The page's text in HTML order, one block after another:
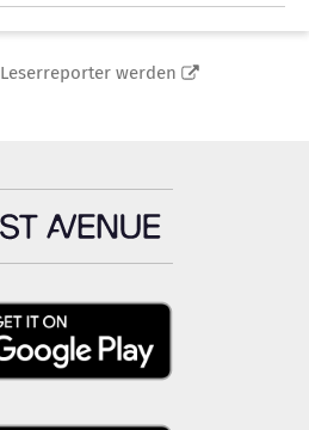
Leserreporter werden